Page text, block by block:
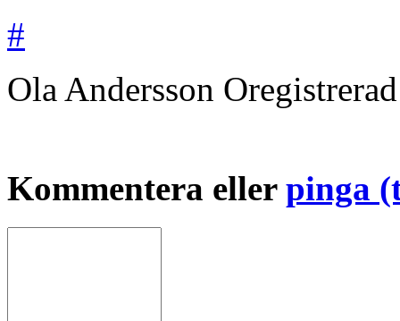
#
Ola Andersson
Kommentera eller pinga